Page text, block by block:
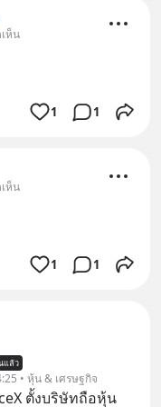
ห็น
1 1
ห็น
1 1
แล้ว
• หุ้น & เศรษฐกิจ
ตั้งบริษัทถือหุ้น